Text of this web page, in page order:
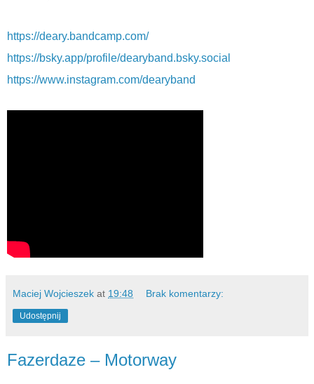
https://deary.bandcamp.com/
https://bsky.app/profile/dearyband.bsky.social
https://www.instagram.com/dearyband
Maciej Wojcieszek at 19:48 Brak komentarzy:
Udostępnij
Fazerdaze – Motorway